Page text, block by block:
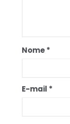
Nome*
E-mail *